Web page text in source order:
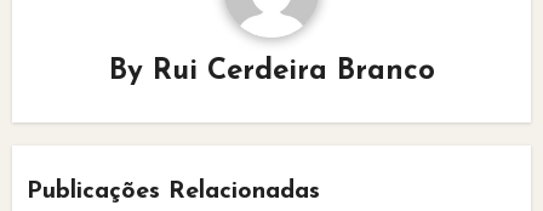
By Rui Cerdeira Branco
Publicações Relacionadas